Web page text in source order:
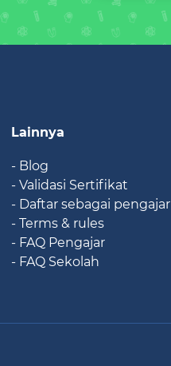
Lainnya
- Blog
- Validasi Sertifikat
- Daftar sebagai pengajar
- Terms & rules
- FAQ Pengajar
- FAQ Sekolah